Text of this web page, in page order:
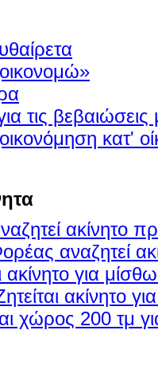
τις βεβαιώσεις
κατ'
ακίνητο
αναζητεί
για
ακίνητο
χώρος 200 τμ